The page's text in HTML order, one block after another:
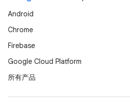
Android
Chrome
Firebase
Google Cloud Platform
所有产品